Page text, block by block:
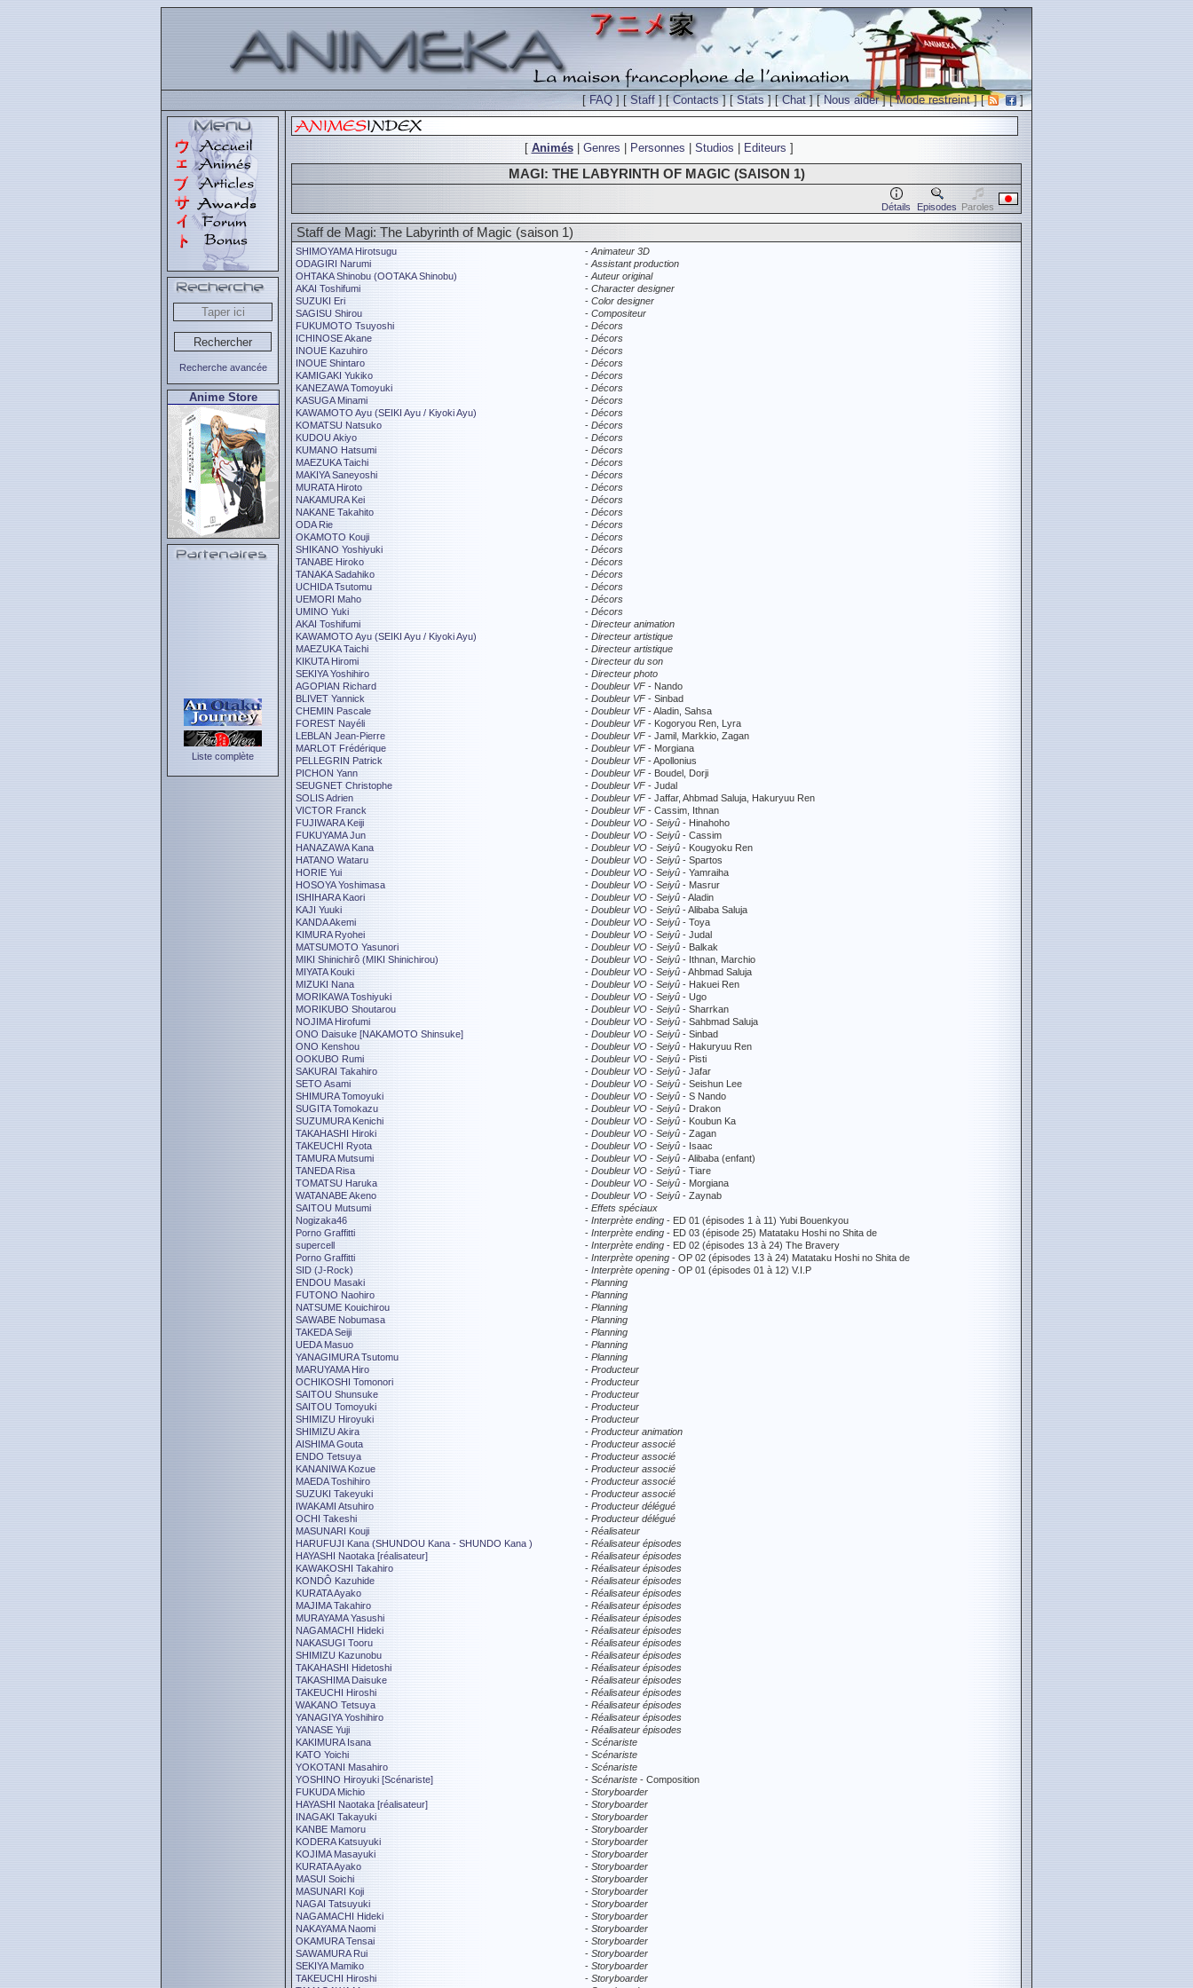
[FAQ ] [Staff ] [Contacts] [Stats] [Chat] [Nous aider] [Mode restreint] [ ]
Recherche avancée
Anime Store
Liste complète
[ Animés| Genres Personnes Studios Editeurs ]
MAGI: THE LABYRINTH OF MAGIC (SAISON 1)
Détails Episodes Paroles
Staff de Magi: The Labyrinth of Magic (saison 1)
SHIMOYAMA Hirotsugu - Animateur 3D
ODAGIRI Narumi
- Assistant production
OHTAKA Shinobu (OOTAKA Shinobu)
- Auteur original
AKAI Toshifumi
- Character designer
SUZUKI Eri
- Color designer
SAGISU Shirou
- Compositeur
FUKUMOTO Tsuyoshi
- Décors
ICHINOSE Akane
- Décors
INOUE Kazuhiro
- Décors
INOUE Shintaro
- Décors
KAMIGAKI Yukiko
- Décors
KANEZAWA Tomoyuki
- Décors
KASUGA Minami
- Décors
KAWAMOTO Ayu (SEIKI Ayu / Kiyoki Ayu)
- Décors
KOMATSU Natsuko
- Décors
KUDOU Akiyo
- Décors
KUMANO Hatsumi
- Décors
MAEZUKA Taichi
- Décors
MAKIYA Saneyoshi
- Décors
MURATA Hiroto
- Décors
NAKAMURA Kei
- Décors
NAKANE Takahito
- Décors
ODA Rie
- Décors
OKAMOTO Kouji
- Décors
SHIKANO Yoshiyuki
- Décors
TANABE Hiroko
- Décors
TANAKA Sadahiko
- Décors
UCHIDA Tsutomu
- Décors
UEMORI Maho
- Décors
UMINO Yuki
- Décors
AKAI Toshifumi
- Directeur animation
KAWAMOTO Ayu (SEIKI Ayu / Kiyoki Ayu)
- Directeur artistique
MAEZUKA Taichi
- Directeur artistique
KIKUTA Hiromi
- Directeur du son
SEKIYA Yoshihiro
- Directeur photo
AGOPIAN Richard
- Doubleur VF- Nando
BLIVET Yannick
- Doubleur VF- Sinbad
CHEMIN Pascale
- Doubleur VF- Aladin, Sahsa
FOREST Nayéli
- Doubleur VF- Kogoryou Ren, Lyra
LEBLAN Jean-Pierre
- Doubleur VF- Jamil, Markkio, Zagan
MARLOT Frédérique
- Doubleur VF- Morgiana
PELLEGRIN Patrick
- Doubleur VF- Apollonius
PICHON Yann
- Doubleur VF- Boudel, Dorji
SEUGNET Christophe
- Doubleur VF- Judal
SOLIS Adrien
- Doubleur VF- Jaffar, Ahbmad Saluja, Hakuryuu Ren
VICTOR Franck
- Doubleur VF- Cassim, Ithnan
FUJIWARA Keiji
- Doubleur VO - Seiyû - Hinahoho
FUKUYAMA Jun
- Doubleur VO - Seiyû - Cassim
HANAZAWA Kana
- Doubleur VO - Seiyû - Kougyoku Ren
HATANO Wataru
- Doubleur VO - Seiyû - Spartos
HORIE Yui
- Doubleur VO - Seiyû - Yamraiha
HOSOYA Yoshimasa
- Doubleur VO - Seiyû - Masrur
ISHIHARA Kaori
- Doubleur VO - Seiyû - Aladin
KAJI Yuuki
- Doubleur VO - Seiyû - Alibaba Saluja
KANDA Akemi
- Doubleur VO - Seiyû - Toya
KIMURA Ryohei
- Doubleur VO - Seiyû - Judal
MATSUMOTO Yasunori
- Doubleur VO - Seiyû - Balkak
MIKI Shinichirô (MIKI Shinichirou)
- Doubleur VO - Seiyû - Ithnan, Marchio
MIYATA Kouki
- Doubleur VO - Seiyû - Ahbmad Saluja
MIZUKI Nana
- Doubleur VO - Seiyû - Hakuei Ren
MORIKAWA Toshiyuki
- Doubleur VO - Seiyû - Ugo
MORIKUBO Shoutarou
- Doubleur VO - Seiyû - Sharrkan
NOJIMA Hirofumi
- Doubleur VO - Seiyû - Sahbmad Saluja
ONO Daisuke [NAKAMOTO Shinsuke]
- Doubleur VO - Seiyû - Sinbad
ONO Kenshou
- Doubleur VO - Seiyû - Hakuryuu Ren
OOKUBO Rumi
- Doubleur VO - Seiyû - Pisti
SAKURAI Takahiro
- Doubleur VO - Seiyû - Jafar
SETO Asami
- Doubleur VO - Seiyû - Seishun Lee
SHIMURA Tomoyuki
- Doubleur VO - Seiyû - S Nando
SUGITA Tomokazu
- Doubleur VO - Seiyû - Drakon
SUZUMURA Kenichi
- Doubleur VO - Seiyû - Koubun Ka
TAKAHASHI Hiroki
- Doubleur VO - Seiyû - Zagan
TAKEUCHI Ryota
- Doubleur VO - Seiyû - Isaac
TAMURA Mutsumi
- Doubleur VO - Seiyû - Alibaba (enfant)
TANEDA Risa
- Doubleur VO - Seiyû - Tiare
TOMATSU Haruka
- Doubleur VO - Seiyû - Morgiana
WATANABE Akeno
- Doubleur VO - Seiyû - Zaynab
SAITOU Mutsumi
- Effets spéciaux
Nogizaka46
- Interprète ending - ED 01 (épisodes 1 à 11) Yubi Bouenkyou
Porno Graffitti
- Interprète ending - ED 03 (épisode 25) Matataku Hoshi no Shita de
supercell
- Interprète ending - ED 02 (épisodes 13 à 24) The Bravery
Porno Graffitti
- Interprète opening - OP 02 (épisodes 13 à 24) Matataku Hoshi no Shita de
SID (J-Rock)
- Interprète opening - OP 01 (épisodes 01 à 12) V.I.P
ENDOU Masaki
- Planning
FUTONO Naohiro
- Planning
NATSUME Kouichirou
- Planning
SAWABE Nobumasa
- Planning
TAKEDA Seiji
- Planning
UEDA Masuo
- Planning
YANAGIMURA Tsutomu
- Planning
MARUYAMA Hiro
- Producteur
OCHIKOSHI Tomonori
- Producteur
SAITOU Shunsuke
- Producteur
SAITOU Tomoyuki
- Producteur
SHIMIZU Hiroyuki
- Producteur
SHIMIZU Akira
- Producteur animation
AISHIMA Gouta
- Producteur associé
ENDO Tetsuya
- Producteur associé
KANANIWA Kozue
- Producteur associé
MAEDA Toshihiro
- Producteur associé
SUZUKI Takeyuki
- Producteur associé
IWAKAMI Atsuhiro
- Producteur délégué
OCHI Takeshi
- Producteur délégué
MASUNARI Kouji
- Réalisateur
HARUFUJI Kana (SHUNDOU Kana - SHUNDO Kana )
- Réalisateur épisodes
HAYASHI Naotaka [réalisateur]
- Réalisateur épisodes
KAWAKOSHI Takahiro
- Réalisateur épisodes
KONDÔ Kazuhide
- Réalisateur épisodes
KURATA Ayako
- Réalisateur épisodes
MAJIMA Takahiro
- Réalisateur épisodes
MURAYAMA Yasushi
- Réalisateur épisodes
NAGAMACHI Hideki
- Réalisateur épisodes
NAKASUGI Tooru
- Réalisateur épisodes
SHIMIZU Kazunobu
- Réalisateur épisodes
TAKAHASHI Hidetoshi
- Réalisateur épisodes
TAKASHIMA Daisuke
- Réalisateur épisodes
TAKEUCHI Hiroshi
- Réalisateur épisodes
WAKANO Tetsuya
- Réalisateur épisodes
YANAGIYA Yoshihiro
- Réalisateur épisodes
YANASE Yuji
- Réalisateur épisodes
KAKIMURA Isana
- Scénariste
KATO Yoichi
- Scénariste
YOKOTANI Masahiro
- Scénariste
YOSHINO Hiroyuki [Scénariste]
- Scénariste - Composition
FUKUDA Michio
- Storyboarder
HAYASHI Naotaka [réalisateur]
- Storyboarder
INAGAKI Takayuki
- Storyboarder
KANBE Mamoru
- Storyboarder
KODERA Katsuyuki
- Storyboarder
KOJIMA Masayuki
- Storyboarder
KURATA Ayako
- Storyboarder
MASUI Soichi
- Storyboarder
MASUNARI Koji
- Storyboarder
NAGAI Tatsuyuki
- Storyboarder
NAGAMACHI Hideki
- Storyboarder
NAKAYAMA Naomi
- Storyboarder
OKAMURA Tensai
- Storyboarder
SAWAMURA Rui
- Storyboarder
SEKIYA Mamiko
- Storyboarder
TAKEUCHI Hiroshi
- Storyboarder